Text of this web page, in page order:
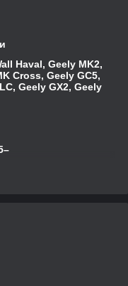
Haval, Geely MK2,
Cross, Geely GC5,
Geely GX2, Geely